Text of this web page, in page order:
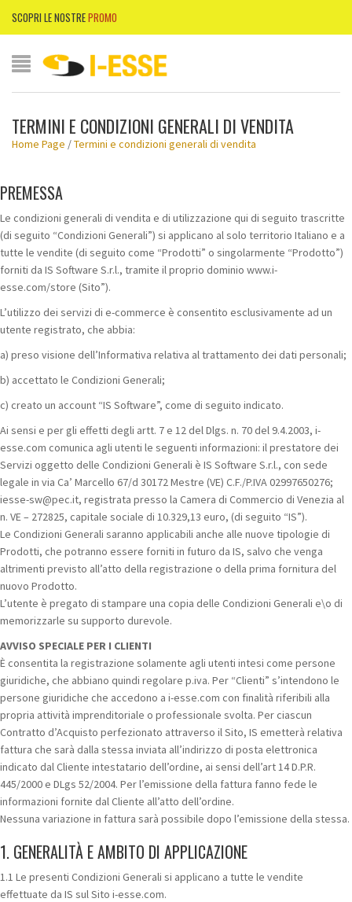
SCOPRI LE NOSTREPROMO
TERMINI E CONDIZIONI GENERALI DI VENDITA
Home Page /Termini e condizioni generali di vendita
PREMESSA
Le condizioni generali di vendita e di utilizzazione qui di seguito trascritte
(di seguito “Condizioni Generali”) si applicano al solo territorio Italiano e a
tutte le vendite (di seguito come “Prodotti” o singolarmente “Prodotto”)
forniti da IS Software S.r.l., tramite il proprio dominio www.i-
esse.com/store (Sito”).
L’utilizzo dei servizi di e-commerce è consentito esclusivamente ad un
utente registrato, che abbia:
a) preso visione dell’Informativa relativa al trattamento dei dati personali;
b) accettato le Condizioni Generali;
c) creato un account “IS Software”, come di seguito indicato.
Ai sensi e per gli effetti degli artt. 7 e 12 del Dlgs. n. 70 del 9.4.2003, i-
esse.com comunica agli utenti le seguenti informazioni: il prestatore dei
Servizi oggetto delle Condizioni Generali è IS Software S.r.l., con sede
legale in via Ca’ Marcello 67/d 30172 Mestre (VE) C.F./P.IVA 02997650276;
iesse-sw@pec.it, registrata presso la Camera di Commercio di Venezia al
n. VE – 272825, capitale sociale di 10.329,13 euro, (di seguito “IS”).
Le Condizioni Generali saranno applicabili anche alle nuove tipologie di
Prodotti, che potranno essere forniti in futuro da IS, salvo che venga
altrimenti previsto all’atto della registrazione o della prima fornitura del
nuovo Prodotto.
L’utente è pregato di stampare una copia delle Condizioni Generali e\o di
memorizzarle su supporto durevole.
AVVISO SPECIALE PER I CLIENTI
È consentita la registrazione solamente agli utenti intesi come persone
giuridiche, che abbiano quindi regolare p.iva. Per “Clienti” s’intendono le
persone giuridiche che accedono a i-esse.com con finalità riferibili alla
propria attività imprenditoriale o professionale svolta. Per ciascun
Contratto d’Acquisto perfezionato attraverso il Sito, IS emetterà relativa
fattura che sarà dalla stessa inviata all’indirizzo di posta elettronica
indicato dal Cliente intestatario dell’ordine, ai sensi dell’art 14 D.P.R.
445/2000 e DLgs 52/2004. Per l’emissione della fattura fanno fede le
informazioni fornite dal Cliente all’atto dell’ordine.
Nessuna variazione in fattura sarà possibile dopo l’emissione della stessa.
1. GENERALITÀ E AMBITO DI APPLICAZIONE
1.1 Le presenti Condizioni Generali si applicano a tutte le vendite
effettuate da IS sul Sito i-esse.com.